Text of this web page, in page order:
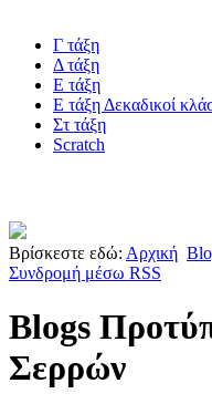
Γ τάξη
Δ τάξη
Ε τάξη
Ε τάξη Δεκαδικοί
Στ τάξη
Scratch
Βρίσκεστε εδώ: Αρχική
Συνδρομή μέσω RSS
Blogs
Σερρών